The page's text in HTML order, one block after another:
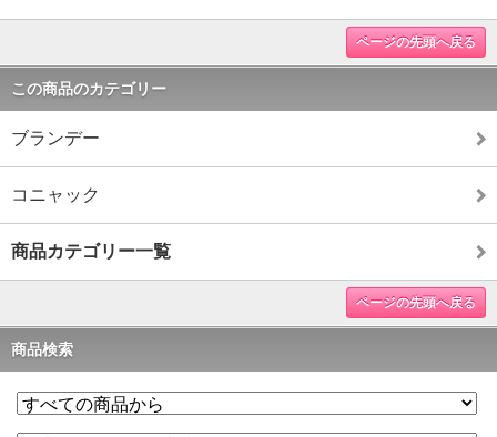
ページの先頭へ戻る
この商品のカテゴリー
ブランデー
コニャック
商品カテゴリー一覧
ページの先頭へ戻る
商品検索